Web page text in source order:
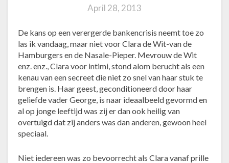
e
l
u
April 28, 2013
De kans op een verergerde bankencrisis neemt toe zo
las ik vandaag, maar niet voor Clara de Wit-van de
Hamburgers en de Nasale-Pieper. Mevrouw de Wit
enz. enz., Clara voor intimi, stond alom berucht als een
kenau van een secreet die niet zo snel van haar stuk te
brengen is. Haar geest, geconditioneerd door haar
geliefde vader George, is naar ideaalbeeld gevormd en
al op jonge leeftijd was zij er dan ook heilig van
overtuigd dat zij anders was dan anderen, gewoon heel
speciaal.
Niet iedereen was zo bevoorrecht als Clara vanaf prille